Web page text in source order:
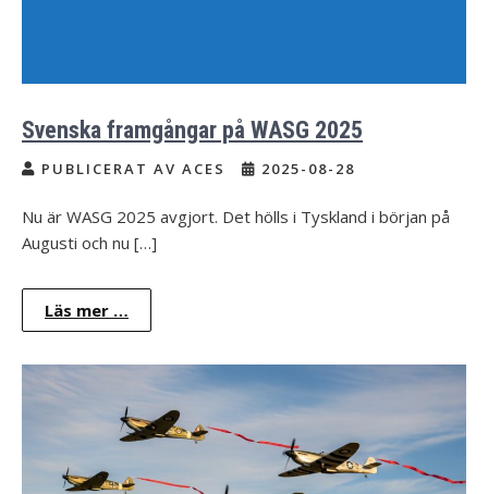
Svenska framgångar på WASG 2025
PUBLICERAT AV ACES 2025-08-28
Nu är WASG 2025 avgjort. Det hölls i Tyskland i början på
Augusti och nu […]
Läs mer …